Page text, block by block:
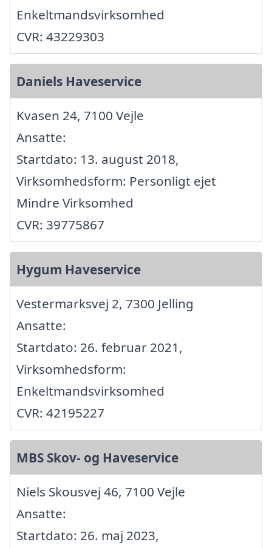
Enkeltmandsvirksomhed
CVR: 43229303
Daniels Haveservice
Kvasen 24, 7100 Vejle
Ansatte:
Startdato: 13. august 2018,
Virksomhedsform: Personligt ejet
Mindre Virksomhed
CVR: 39775867
Hygum Haveservice
Vestermarksvej 2, 7300 Jelling
Ansatte:
Startdato: 26. februar 2021,
Virksomhedsform:
Enkeltmandsvirksomhed
CVR: 42195227
MBS Skov- og Haveservice
Niels Skousvej 46, 7100 Vejle
Ansatte:
Startdato: 26. maj 2023,